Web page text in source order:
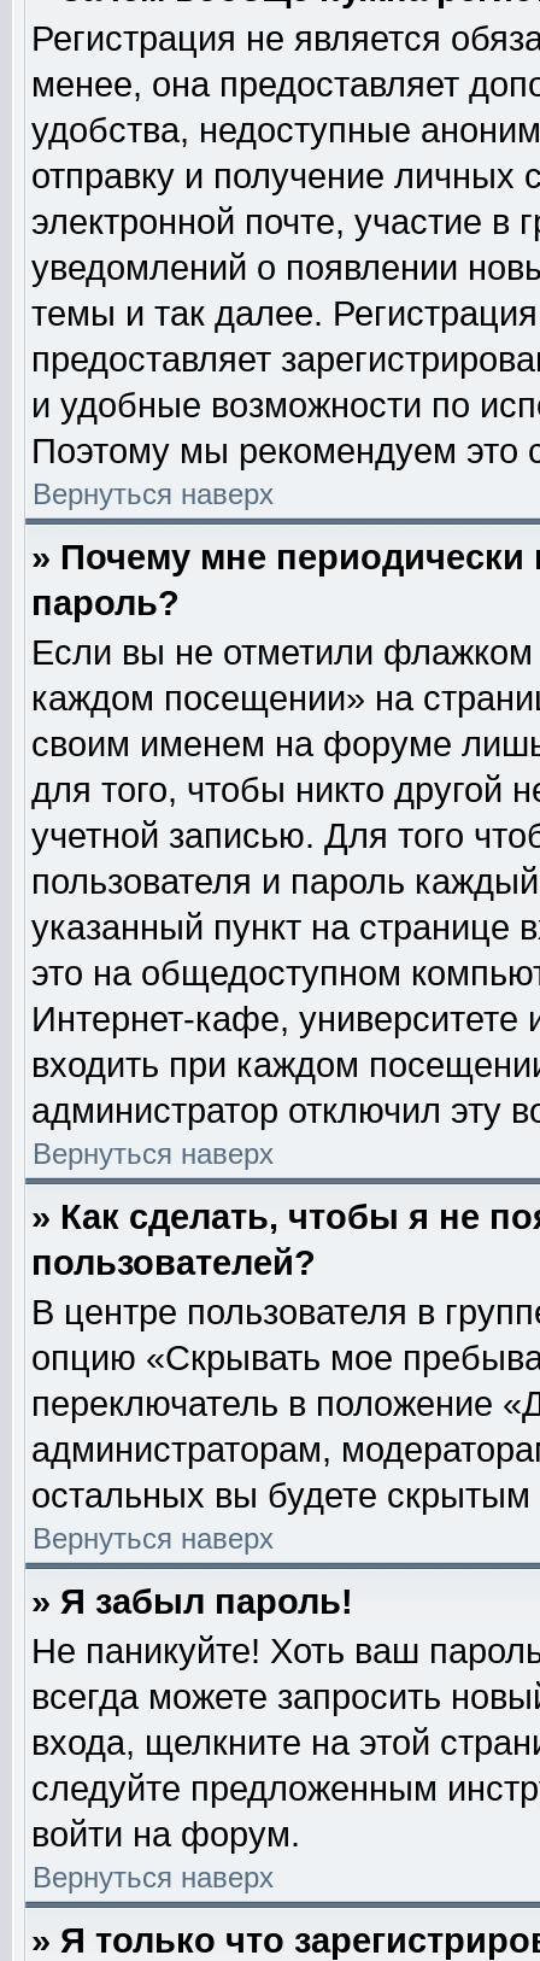
Регистрация не является
менее, она предоставляет
удобства, недоступные
отправку и получение личных
электронной почте, участие в
уведомлений о появлении
темы и так далее.
предоставляет
и удобные возможности по
Поэтому мы рекомендуем это
Вернуться наверх
» Почему мне
пароль?
Если вы не отметили флажком
каждом посещении» на
своим именем на форуме
для того, чтобы никто другой
учетной записью. Для того
пользователя и пароль
указанный пункт на
это на общедоступном
Интернет-кафе, университете
входить при каждом
администратор отключил эту
Вернуться наверх
» Как сделать, чтобы я не
пользователей?
В центре пользователя в
опцию «Скрывать мое
переключатель в положение
администраторам,
остальных вы будете скрытым
Вернуться наверх
» Я забыл пароль!
Не паникуйте! Хоть ваш
всегда можете запросить
входа, щелкните на этой
следуйте предложенным
войти на форум.
Вернуться наверх
» Я только что